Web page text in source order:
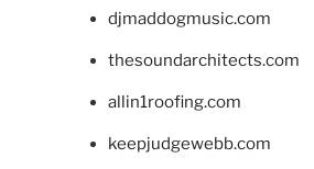
djmaddogmusic.com
thesoundarchitects.com
allin1roofing.com
keepjudgewebb.com